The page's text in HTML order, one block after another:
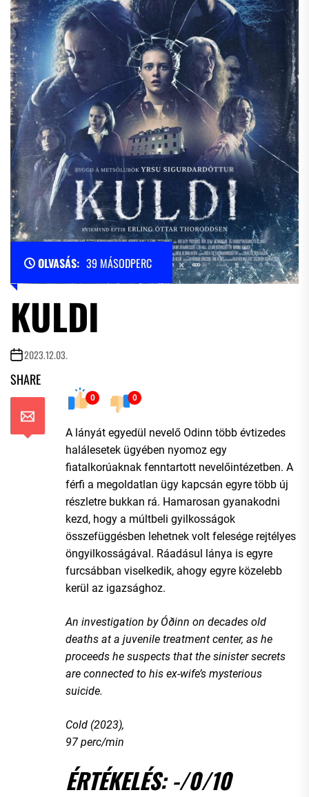
OLVASÁS: 39 MÁSODPERC
KULDI
2023.12.03.
SHARE
0 0
A lányát egyedül nevelő Odinn több évtizedes
halálesetek ügyében nyomoz egy
fiatalkorúaknak fenntartott nevelőintézetben. A
férfi a megoldatlan ügy kapcsán egyre több új
részletre bukkan rá. Hamarosan gyanakodni
kezd, hogy a múltbeli gyilkosságok
összefüggésben lehetnek volt felesége rejtélyes
öngyilkosságával. Ráadásul lánya is egyre
furcsábban viselkedik, ahogy egyre közelebb
kerül az igazsághoz.
An investigation by Óðinn on decades old
deaths at a juvenile treatment center, as he
proceeds he suspects that the sinister secrets
are connected to his ex-wife’s mysterious
suicide.
Cold (2023),
97 perc/min
ÉRTÉKELÉS: -/0/10